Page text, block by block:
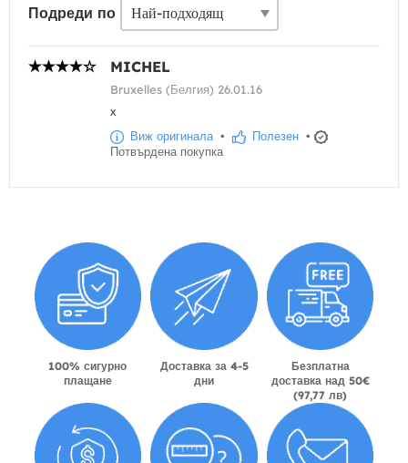
Подреди по
MICHEL
Bruxelles (Белгия) 26.01.16
х
Виж оригинала • Полезен •
Потвърдена покупка
100% сигурно
плащане
Доставка за 4-5
дни
Безплатна
доставка над 50€
(97,77 лв)